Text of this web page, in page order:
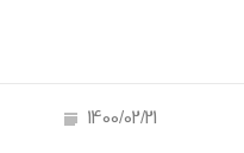
1400/02/21